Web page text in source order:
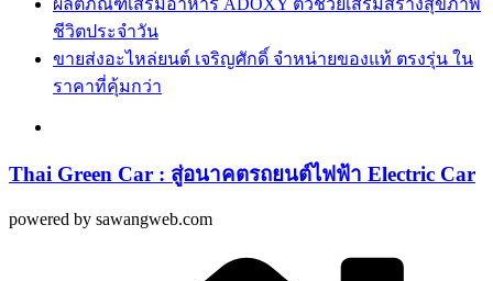
ผลิตภัณฑ์เสริมอาหาร ADOXY ตัวช่วยเสริมสร้างสุขภาพ
ชีวิตประจำวัน
ขายส่งอะไหล่ยนต์ เจริญศักดิ์ จำหน่ายของแท้ ตรงรุ่น ใน
ราคาที่คุ้มกว่า
Thai Green Car : สู่อนาคตรถยนต์ไฟฟ้า Electric Car
powered by sawangweb.com